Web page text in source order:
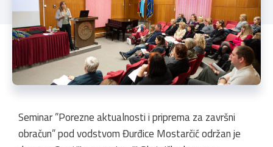
Seminar ”Porezne aktualnosti i priprema za završni
obračun” pod vodstvom Đurđice Mostarčić održan je